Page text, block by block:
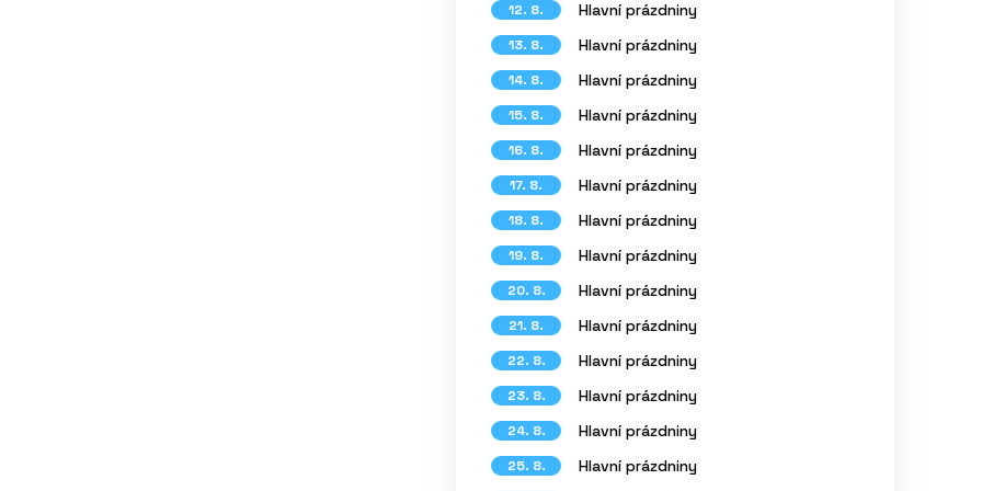
12. 8. Hlavní prázdniny
13. 8. Hlavní prázdniny
14. 8. Hlavní prázdniny
15. 8. Hlavní prázdniny
16. 8. Hlavní prázdniny
17. 8. Hlavní prázdniny
18. 8. Hlavní prázdniny
19. 8. Hlavní prázdniny
20. 8. Hlavní prázdniny
21. 8. Hlavní prázdniny
22. 8. Hlavní prázdniny
23. 8. Hlavní prázdniny
24. 8. Hlavní prázdniny
25. 8. Hlavní prázdniny